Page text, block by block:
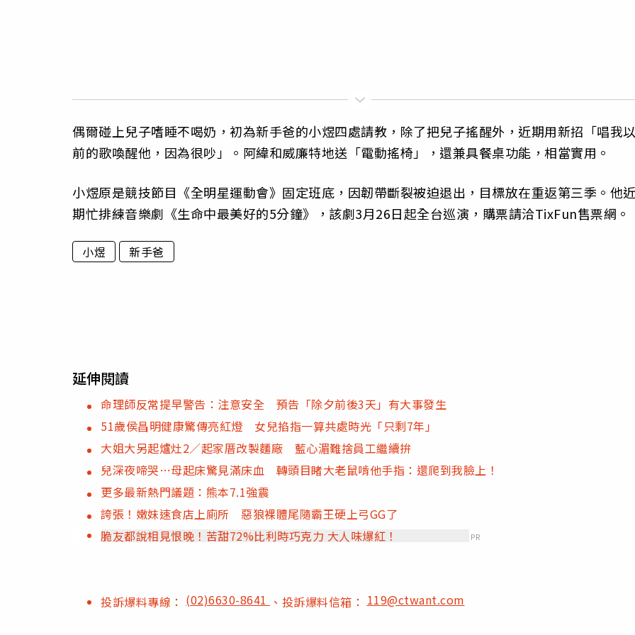
偶爾碰上兒子嗜睡不喝奶，初為新手爸的小煜四處請教，除了把兒子搖醒外，近期用新招「唱我
前的歌喚醒他，因為很吵」。阿緯和威廉特地送「電動搖椅」，還兼具餐桌功能，相當實用。
小煜原是競技節目《全明星運動會》固定班底，因韌帶斷裂被迫退出，目標放在重返第三季。他
期忙排練音樂劇《生命中最美好的5分鐘》，該劇3月26日起全台巡演，購票請洽TixFun售票網。
小煜 新手爸
延伸閱讀
命理師反常提早警告：注意安全 預告「除夕前後3天」有大事發生
51歲侯昌明健康驚傳亮紅燈 女兒掐指一算共處時光「只剩7年」
大姐大另起爐灶2／起家厝改製麵廠 藍心湄難捨員工繼續拚
兒深夜啼哭…母起床驚見滿床血 轉頭目睹大老鼠啃他手指：還爬到我臉上！
更多最新熱門議題：熊本7.1強震
誇張！嫩妹速食店上廁所 惡狼裸體尾隨霸王硬上弓GG了
脆友都說相見恨晚！苦甜72%比利時巧克力 大人味爆紅！
PR
投訴爆料專線： (02)6630-8641 、投訴爆料信箱：119@ctwant.com